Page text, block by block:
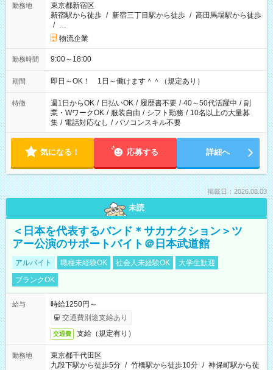
勤務地
東京都新宿区
新宿駅から徒歩 / 新宿三丁目駅から徒歩 / 高田馬場駅から徒歩
/ …
物流企業
勤務時間 9:00～18:00
期間 即日～OK！ 1日～働けます＾＾（規定あり）
特徴 週1日からOK / 日払いOK / 履歴書不要 / 40～50代活躍中 / 副
業・WワークOK / 服装自由 / シフト勤務 / 10名以上の大量募
集 / 電話対応なし / パソコンスキル不要
気になる！ 応募する 詳細へ
掲載日：2026.08.03
未読
＜日本を代表するバンド＊サカナクション＞ツ
アー公演のサポートバイト＠日本武道館
アルバイト 職種未経験OK 社会人未経験OK
大学生歓迎
ブランクOK
給与
時給1250円～
交通費別途支給あり
交通費 支給（規定有り）
勤務地
東京都千代田区
九段下駅から徒歩5分 / 竹橋駅から徒歩10分 / 神保町駅から徒